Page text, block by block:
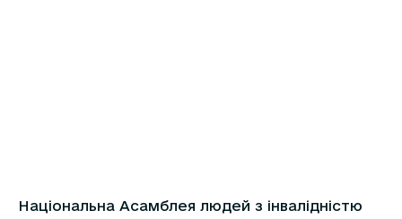
Національна Асамблея людей з інвалідністю